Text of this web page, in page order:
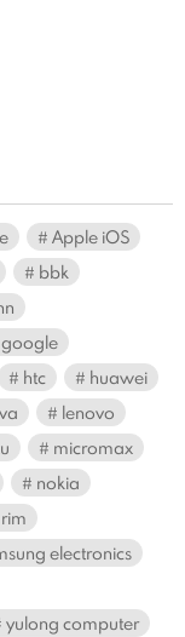
Apple iOS
bbk
google
htc
huawei
lenovo
micromax
nokia
rim
electronics
yulong computer